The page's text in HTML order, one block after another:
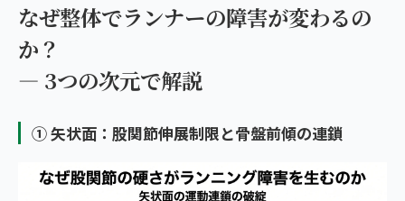
なぜ整体でランナーの障害が変わるの
か？
— 3つの次元で解説
① 矢状面：股関節伸展制限と骨盤前傾の連鎖